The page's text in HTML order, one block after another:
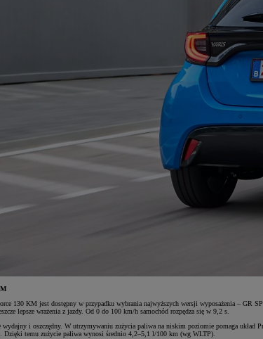
130 KM jest dostępny w przypadku wybrania najwyższych wersji wyposażenia – GR
lepsze wrażenia z jazdy. Od 0 do 100 km/h samochód rozpędza się w 9,2 s.
i oszczędny. W utrzymywaniu zużycia paliwa na niskim poziomie pomaga
Dzięki temu zużycie paliwa wynosi średnio 4,2–5,1 l/100 km (wg WLTP).